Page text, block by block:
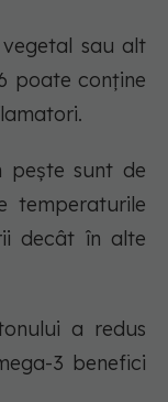
sau alt
poate conține
pește sunt de
temperaturile
decât în alte
a redus
3 benefici